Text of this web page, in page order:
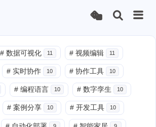
# 数据可视化 11 # 视频编辑 11
# 实时协作 10 # 协作工具 10
# 编程语言 10 # 数字孪生 10
# 案例分享 10 # 开发工具 10
9 9